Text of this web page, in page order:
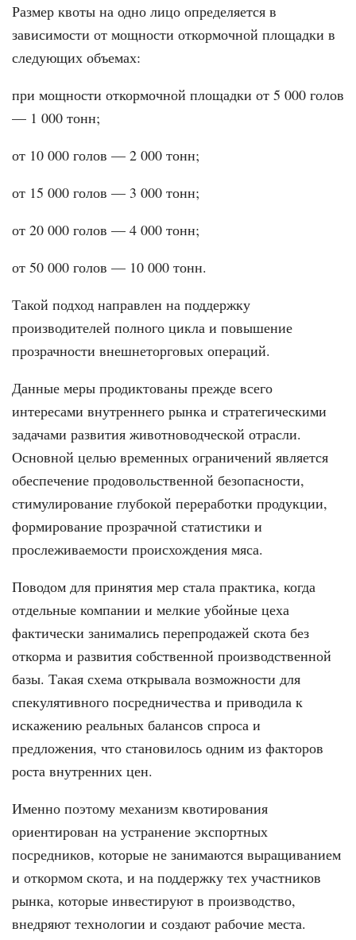
Размер квоты на одно лицо определяется в
зависимости от мощности откормочной площадки в
следующих объемах:
при мощности откормочной площадки от 5 000 голов
— 1 000 тонн;
от 10 000 голов — 2 000 тонн;
от 15 000 голов — 3 000 тонн;
от 20 000 голов — 4 000 тонн;
от 50 000 голов — 10 000 тонн.
Такой подход направлен на поддержку
производителей полного цикла и повышение
прозрачности внешнеторговых операций.
Данные меры продиктованы прежде всего
интересами внутреннего рынка и стратегическими
задачами развития животноводческой отрасли.
Основной целью временных ограничений является
обеспечение продовольственной безопасности,
стимулирование глубокой переработки продукции,
формирование прозрачной статистики и
прослеживаемости происхождения мяса.
Поводом для принятия мер стала практика, когда
отдельные компании и мелкие убойные цеха
фактически занимались перепродажей скота без
откорма и развития собственной производственной
базы. Такая схема открывала возможности для
спекулятивного посредничества и приводила к
искажению реальных балансов спроса и
предложения, что становилось одним из факторов
роста внутренних цен.
Именно поэтому механизм квотирования
ориентирован на устранение экспортных
посредников, которые не занимаются выращиванием
и откормом скота, и на поддержку тех участников
рынка, которые инвестируют в производство,
внедряют технологии и создают рабочие места.